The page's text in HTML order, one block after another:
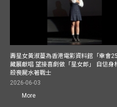
壽星女黃淑蔓為香港電影資料館「幸會
藏展獻唱 望接喜劇做「星女郎」 自信身
殺喪屍水著戰士
2026-06-03
More